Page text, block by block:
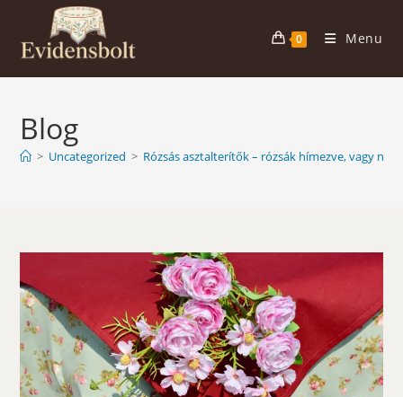
content
0 Menu
Blog
> Uncategorized > Rózsás asztalterítők – rózsák hímezve, vagy